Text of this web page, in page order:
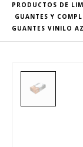
PRODUCTOS DE
GUANTES Y
GUANTES VINILO